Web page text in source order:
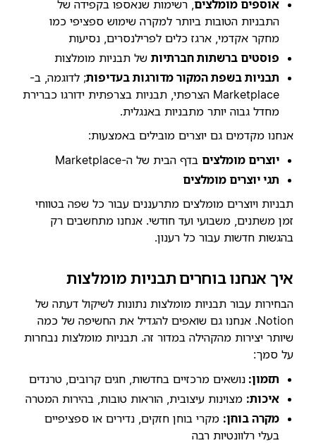
אוספים מומלצים , רשימות שנאספו בקפידה של
התבניות הטובות ביותר למקרה שימוש ספציפי כמו
מחקר אקדמי, ארגז כלים לפרילנסרים, נסיעות
פוסטים ברשתות חברתיות של תבניות מומלצות
תבניות בשפת המקור מדורגות בעדיפות; לדוגמה, ב-
Marketplace הצרפתי, תבניות בצרפתית ידורגו כברירת
מחדל גבוה יותר מתבניות באנגלית.
אנחנו מקדמים גם יוצרים מובילים באמצעות:
יוצרים מומלצים בדף הבית של ה-Marketplace
תגי יוצרים מומלצים
תבניות ויוצרים מומלצים מתרעננים עבור כל שפה בטווחי
זמן משתנים, משבועי ועד חודשי. אנחנו מתחשבים רק
בהגשות חדשות עבור כל רענון.
איך אנחנו בוחרים תבניות מומלצות
הבחירות עבור תבניות מומלצות נתונות לשיקול דעתה של
Notion. אנחנו גם שואפים להגדיל את החשיפה של כמה
שיותר יצירות מהקהילה במדור זה. תבניות מומלצות נבחרות
על סמך:
תזמון: נושאים מרכזיים בחדשות, חגים קרובים, טרנדים
איכות: מצוינות עיצובית, הוראות טובות, בהירות המטרה
מקרה בוחן: מקרי בוחן חזקים, נדירים או ספציפיים
בעלי רלוונטיות רבה